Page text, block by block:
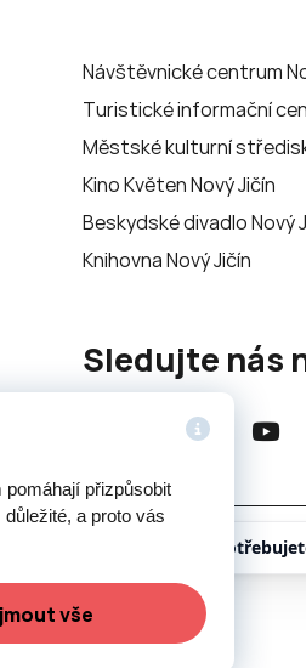
přizpůsobit
a proto vás
vše
Návštěvnické centrum
Turistické informační
Městské kulturní
Kino Květen Nový Jičín
Beskydské divadlo Nový
Knihovna Nový Jičín
Sledujte nás
Potřebujete poradit?
se našeho